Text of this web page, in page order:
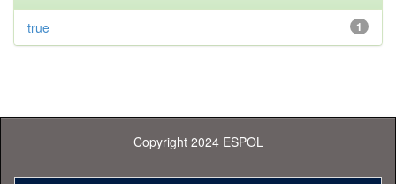
1
true
Copyright 2024 ESPOL